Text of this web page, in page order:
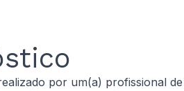
por um(a) profissional